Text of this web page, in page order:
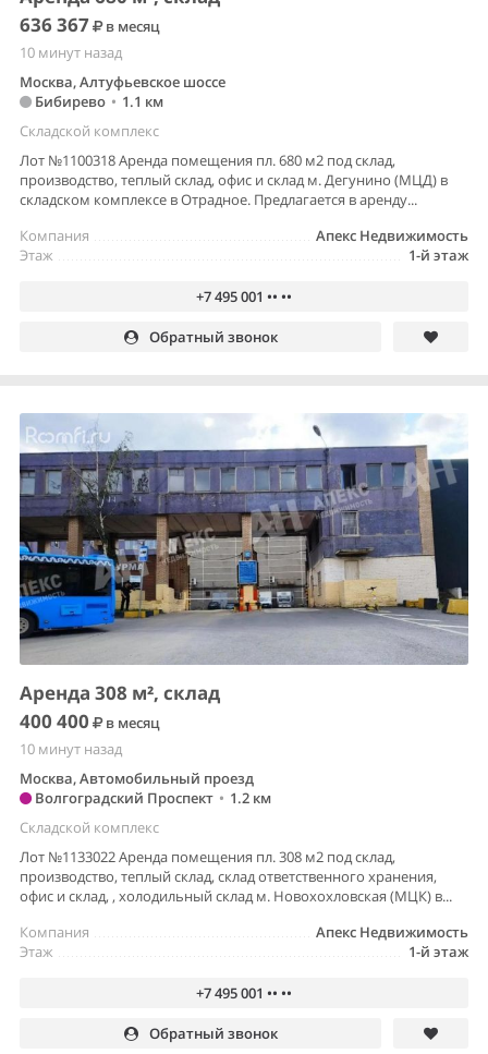
636 367
в месяц
10 минут назад
Москва, Алтуфьевское шоссе
Бибирево • 1.1 км
Складской комплекс
Лот №1100318 Аренда помещения пл. 680 м2 под склад,
производство, теплый склад, офис и склад м. Дегунино (МЦД) в
складском комплексе в Отрадное. Предлагается в аренду...
Апекс Недвижимость
Компания
1-й этаж
Этаж
+7 495 001 •• ••
Обратный звонок
Аренда 308 м², склад
400 400
в месяц
10 минут назад
Москва, Автомобильный проезд
Волгоградский Проспект • 1.2 км
Складской комплекс
Лот №1133022 Аренда помещения пл. 308 м2 под склад,
производство, теплый склад, склад ответственного хранения,
офис и склад, , холодильный склад м. Новохохловская (МЦК) в...
Апекс Недвижимость
Компания
1-й этаж
Этаж
+7 495 001 •• ••
Обратный звонок